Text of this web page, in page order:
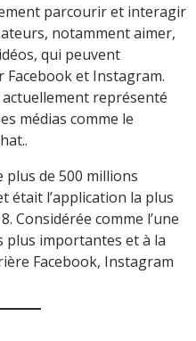
parcourir et interagir
notamment aimer,
qui peuvent
et Instagram.
représenté
médias comme le
de 500 millions
était l’application la plus
Considérée comme l’une
plus importantes et à la
Facebook, Instagram